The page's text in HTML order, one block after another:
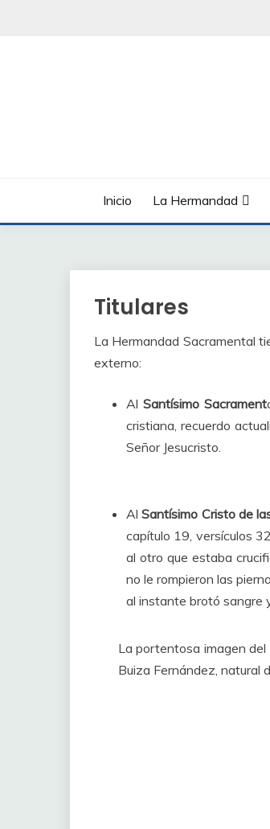
Inicio La Hermandad
Titulares
La Hermandad Sacramental
externo:
AlSantísimo Sacrament
cristiana, recuerdo
Señor Jesucristo.
AlSantísimo Cristo de
capítulo 19, versículos
al otro que estaba
no le rompieron las
al instante brotó sangre
La portentosa imagen
Buiza Fernández, natural